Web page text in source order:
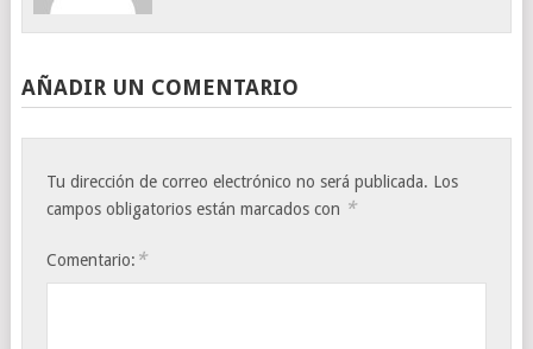
AÑADIR UN COMENTARIO
Tu dirección de correo electrónico no será publicada. Los
campos obligatorios están marcados con *
Comentario: *